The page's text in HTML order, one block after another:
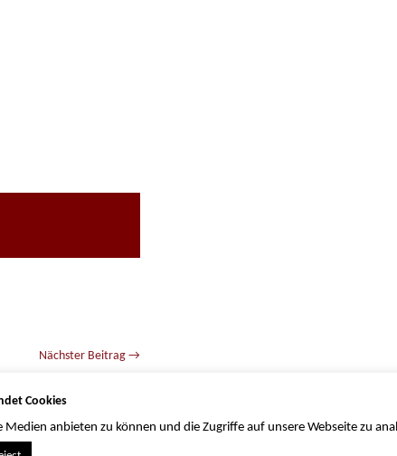
Nächster Beitrag →
Cookies
anbieten zu können und die Zugriffe auf unsere Webseite zu